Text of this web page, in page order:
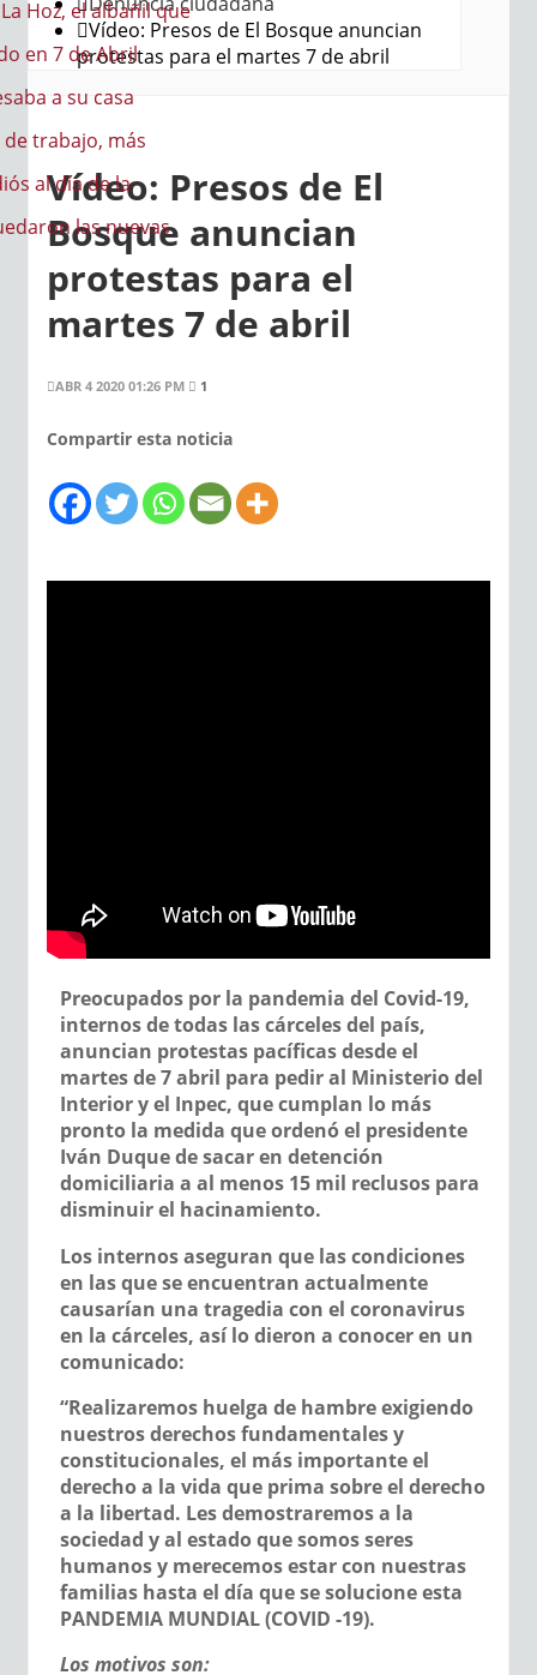
Hoz, el albañil que
en 7 de Abril
a su casa
trabajo, más
al día de la
las nuevas
Vídeo: Presos de El Bosque anuncian
protestas para el martes 7 de abril
Vídeo: Presos de El
Bosque anuncian
protestas para el
martes 7 de abril
ABR 4 2020 01:26 PM 1
Compartir esta noticia
Preocupados por la pandemia del Covid-19,
internos de todas las cárceles del país,
anuncian protestas pacíficas desde el
martes de 7 abril para pedir al Ministerio del
Interior y el Inpec, que cumplan lo más
pronto la medida que ordenó el presidente
Iván Duque de sacar en detención
domiciliaria a al menos 15 mil reclusos para
disminuir el hacinamiento.
Los internos aseguran que las condiciones
en las que se encuentran actualmente
causarían una tragedia con el coronavirus
en la cárceles, así lo dieron a conocer en un
comunicado:
“Realizaremos huelga de hambre exigiendo
nuestros derechos fundamentales y
constitucionales, el más importante el
derecho a la vida que prima sobre el derecho
a la libertad. Les demostraremos a la
sociedad y al estado que somos seres
humanos y merecemos estar con nuestras
familias hasta el día que se solucione esta
PANDEMIA MUNDIAL (COVID -19).
Los motivos son: